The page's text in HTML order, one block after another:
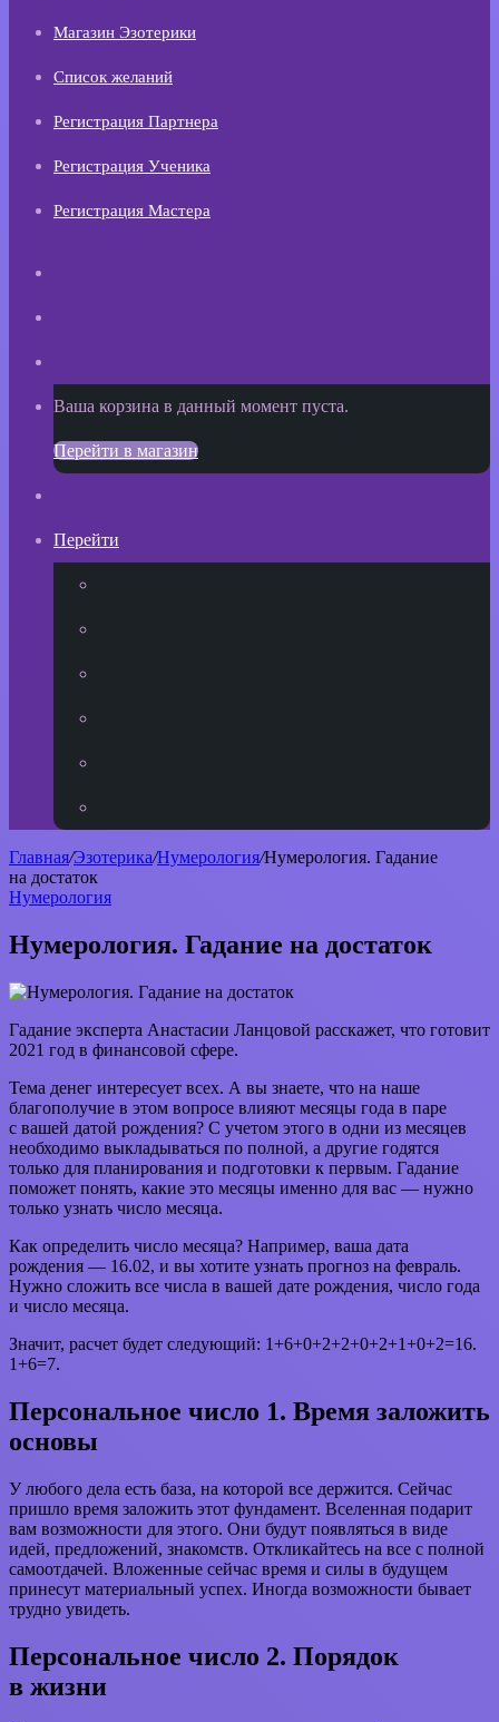
Магазин Эзотерики
Список желаний
Регистрация Партнера
Регистрация Ученика
Регистрация Мастера
Просмотреть
корзину
Ваша корзина в данный момент пуста.
Перейти в магазин
Перейти
Главная/Эзотерика/Нумерология/Нумерология. Гадание
на достаток
Нумерология
Нумерология. Гадание на достаток
Гадание эксперта Анастасии Ланцовой расскажет, что готовит
2021 год в финансовой сфере.
Тема денег интересует всех. А вы знаете, что на наше
благополучие в этом вопросе влияют месяцы года в паре
с вашей датой рождения? С учетом этого в одни из месяцев
необходимо выкладываться по полной, а другие годятся
только для планирования и подготовки к первым. Гадание
поможет понять, какие это месяцы именно для вас — нужно
только узнать число месяца.
Как определить число месяца? Например, ваша дата
рождения — 16.02, и вы хотите узнать прогноз на февраль.
Нужно сложить все числа в вашей дате рождения, число года
и число месяца.
Значит, расчет будет следующий: 1+6+0+2+2+0+2+1+0+2=16.
1+6=7.
Персональное число 1. Время заложить
основы
У любого дела есть база, на которой все держится. Сейчас
пришло время заложить этот фундамент. Вселенная подарит
вам возможности для этого. Они будут появляться в виде
идей, предложений, знакомств. Откликайтесь на все с полной
самоотдачей. Вложенные сейчас время и силы в будущем
принесут материальный успех. Иногда возможности бывает
трудно увидеть.
Персональное число 2. Порядок
в жизни